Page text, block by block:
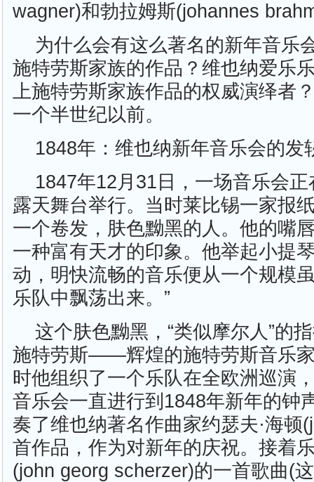
wagner)和勃拉姆斯(johannes
为什么会有这么著名的新年音乐
施特劳斯家族的作品？维也纳爱乐
上施特劳斯家族作品的权威演绎者
一个半世纪以前。
1848年：维也纳新年音乐会的发
1847年12月31日，一场音乐会
露天舞台举行。当时莱比锡一家报
一个卷发，肤色黝黑的人。他的嘴
一种富有天才的印象。他举起小提
动，明快流畅的音乐便从一个规模
乐队中飘荡出来。”
这个肤色黝黑，“类似摩尔人”的
施特劳斯——辉煌的施特劳斯音乐
时他组织了一个乐队在全欧洲巡演
音乐会一直进行到1848年新年的钟
奏了维也纳著名作曲家约瑟夫·海顿
首作品，作为对新年的庆祝。接着
(john georg scherzer)的一首歌曲(